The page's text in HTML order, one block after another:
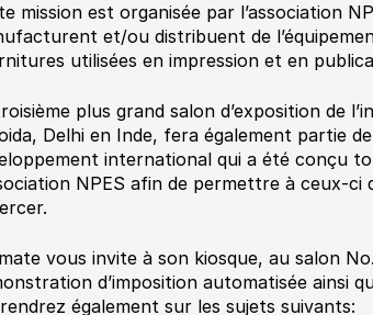
mission est organisée par l’association
et/ou distribuent de
utilisées en impression et en
plus grand salon d’exposition de
Delhi en Inde, fera également partie
international qui a été conçu
NPES afin de permettre à ceux-
vous invite à son kiosque, au salon
d’imposition automatisée ainsi
également sur les sujets suivants: